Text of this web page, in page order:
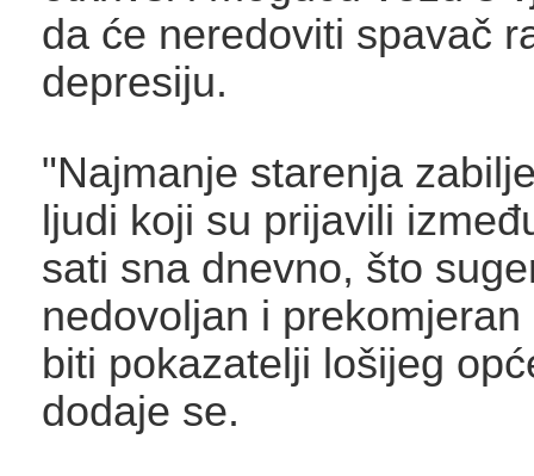
da će neredoviti spavač
depresiju.
"Najmanje starenja
ljudi koji su prijavili
sati sna dnevno, što
nedovoljan i
biti pokazatelji lošijeg
dodaje se.